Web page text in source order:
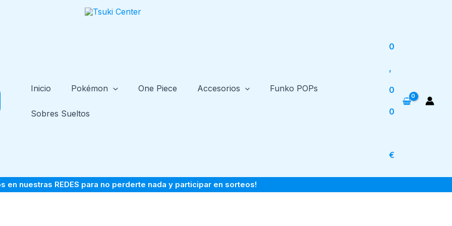
Inicio Pokémon One Piece Accesorios Funko POPs
Sobres Sueltos
0
,
0
0
€
en nuestras REDES para no perderte nada y participar en sorteos!